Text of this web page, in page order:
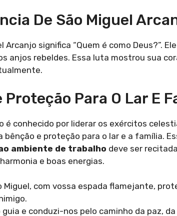
De São Miguel
Arcanjo significa “Quem é como Deus?”.
anjos rebeldes. Essa luta mostrou sua
Proteção Para O Lar E
é conhecido por liderar os exércitos
bênção e proteção para o lar e a família.
ambiente de trabalho deve ser
e boas energias.
Miguel, com vossa espada flamejante,
guia e conduzi-nos pelo caminho da paz,